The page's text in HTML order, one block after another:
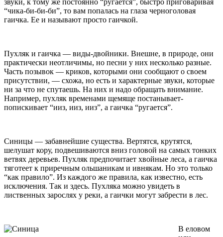
звуки, к тому же постоянно “ругается”, быстро приговаривая
“чика-би-би-би”, то вам попалась на глаза черноголовая
гаичка. Ее и называют просто гаичкой.
Пухляк и гаичка — виды-двойники. Внешне, в природе, они
практически неотличимы, но песни у них несколько разные.
Часть позывок — криков, которыми они сообщают о своем
присутствии, — схожа, но есть и характерные звуки, которые
ни за что не спутаешь. На них и надо обращать внимание.
Например, пухляк временами щемяще постанывает-
попискивает “ииз, ииз, ииз”, а гаичка “ругается”.
Синицы — забавнейшие существа. Вертятся, крутятся,
шелушат кору, подвешиваются вниз головой на самых тонких
ветвях деревьев. Пухляк предпочитает хвойные леса, а гаичка
тяготеет к приречным ольшаникам и ивнякам. Но это только
“как правило”. Из каждого же правила, как известно, есть
исключения. Так и здесь. Пухляка можно увидеть в
лиственных зарослях у реки, а гаички могут забрести в лес.
В еловом